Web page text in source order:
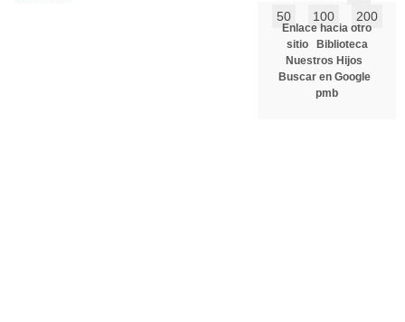
50
100 200
Enlace hacia otro
sitio
Biblioteca
Nuestros Hijos
Buscar en Google
pmb